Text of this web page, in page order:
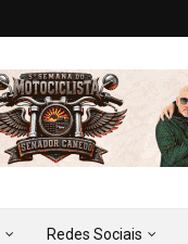
Redes Sociais